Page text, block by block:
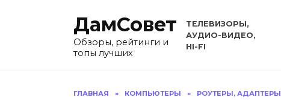
ДамСовет
Обзоры, рейтинги и
топы лучших
ТЕЛЕВИЗОРЫ,
АУДИО-ВИДЕО,
HI-FI
ГЛАВНАЯ » КОМПЬЮТЕРЫ » РОУТЕРЫ, АДАПТЕРЫ